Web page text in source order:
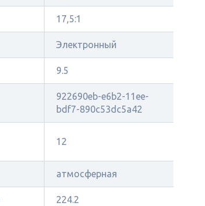
17,5:1
Электронный
9.5
922690eb-e6b2-11ee-
bdf7-890c53dc5a42
12
атмосферная
224.2